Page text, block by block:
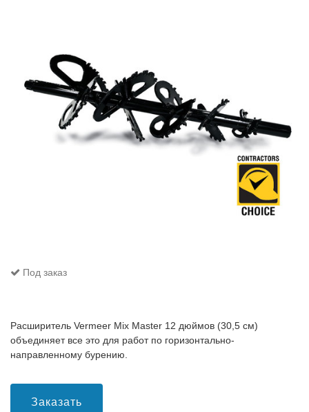
Под заказ
Расширитель Vermeer Mix Master 12 дюймов (30,5 см)
объединяет все это для работ по горизонтально-
направленному бурению.
Заказать